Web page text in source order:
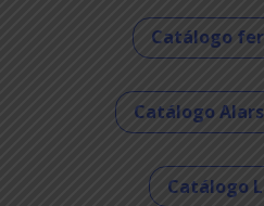
Catálogo
Catálogo
Catálogo